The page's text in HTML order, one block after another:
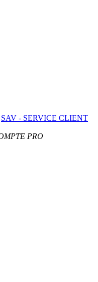
SAV - SERVICE CLIENT